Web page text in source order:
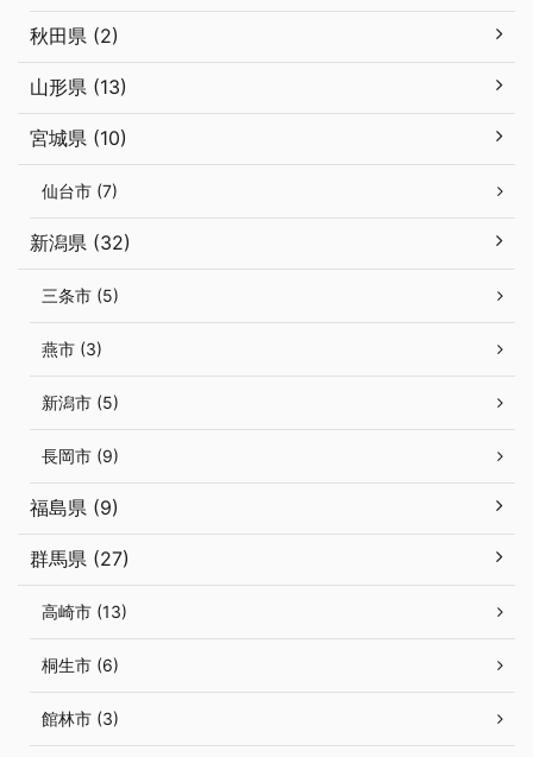
秋田県 (2)
山形県 (13)
宮城県 (10)
仙台市 (7)
新潟県 (32)
三条市 (5)
燕市 (3)
新潟市 (5)
長岡市 (9)
福島県 (9)
群馬県 (27)
高崎市 (13)
桐生市 (6)
館林市 (3)